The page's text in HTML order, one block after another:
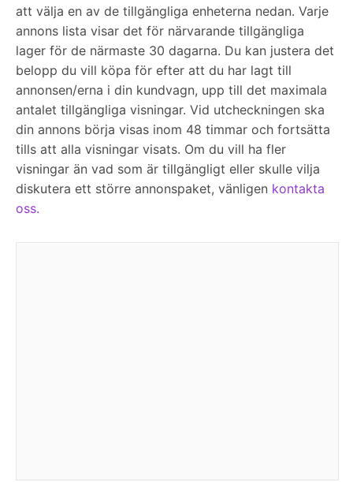
att välja en av de tillgängliga enheterna nedan. Varje
annons lista visar det för närvarande tillgängliga
lager för de närmaste 30 dagarna. Du kan justera det
belopp du vill köpa för efter att du har lagt till
annonsen/erna i din kundvagn, upp till det maximala
antalet tillgängliga visningar. Vid utcheckningen ska
din annons börja visas inom 48 timmar och fortsätta
tills att alla visningar visats. Om du vill ha fler
visningar än vad som är tillgängligt eller skulle vilja
diskutera ett större annonspaket, vänligen kontakta
oss.